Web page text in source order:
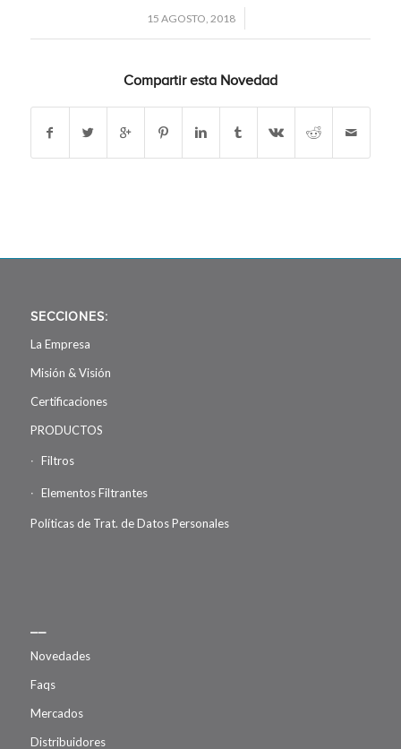
15 AGOSTO, 2018
/
Compartir esta Novedad
SECCIONES:
La Empresa
Misión & Visión
Certificaciones
PRODUCTOS
Filtros
Elementos Filtrantes
Políticas de Trat. de Datos Personales
Novedades
Faqs
Mercados
Distribuidores